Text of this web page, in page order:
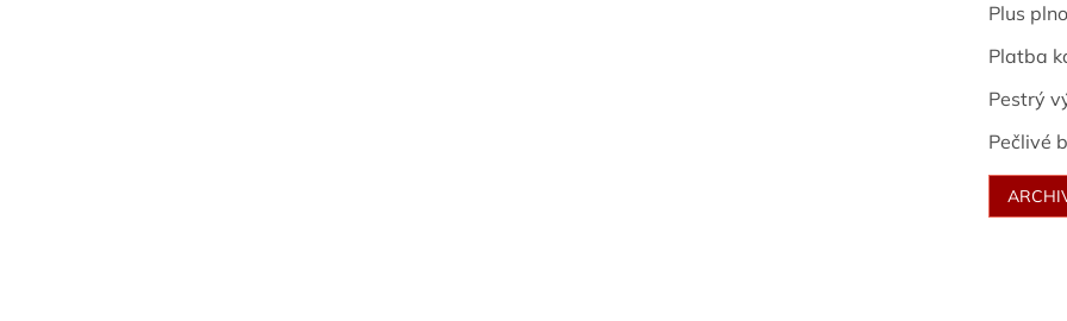
Plus
Platba
Pestrý
Pečlivé